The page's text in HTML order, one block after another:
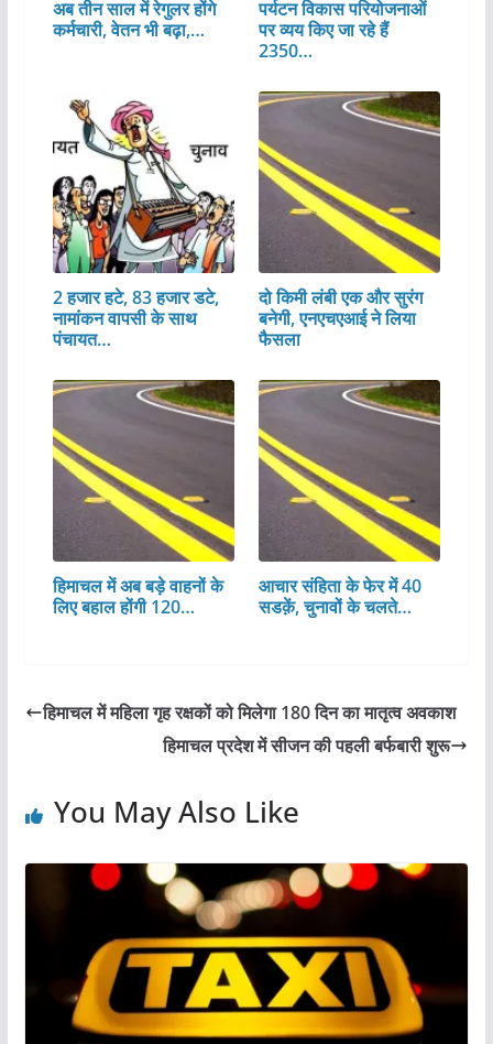
अब तीन साल में रेगुलर होंगे
कर्मचारी, वेतन भी बढ़ा,…
पर्यटन विकास परियोजनाओं
पर व्यय किए जा रहे हैं
2350…
2 हजार हटे, 83 हजार डटे,
नामांकन वापसी के साथ
पंचायत…
दो किमी लंबी एक और सुरंग
बनेगी, एनएचएआई ने लिया
फैसला
हिमाचल में अब बड़े वाहनों के
लिए बहाल होंगी 120…
आचार संहिता के फेर में 40
सडक़ें, चुनावों के चलते…
हिमाचल में महिला गृह रक्षकों को मिलेगा 180 दिन का मातृत्व अवकाश
हिमाचल प्रदेश में सीजन की पहली बर्फबारी शुरू
You May Also Like